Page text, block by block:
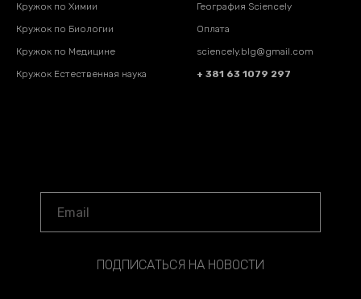
Кружок по Химии
Кружок по Биологии
Кружок по Медицине
Кружок Естественная наука
География Sciencely
Оплата
sciencely.blg@gmail.com
+ 381 63 1079 297
ПОДПИСАТЬСЯ НА НОВОСТИ